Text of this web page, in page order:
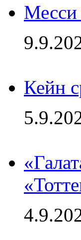
Месси
Кейн